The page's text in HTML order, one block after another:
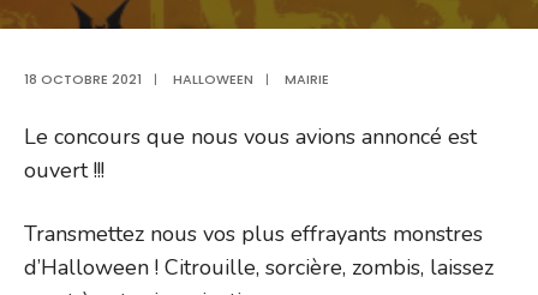
18 OCTOBRE 2021 | HALLOWEEN | MAIRIE
Le concours que nous vous avions annoncé est
ouvert !!!
Transmettez nous vos plus effrayants monstres
d’Halloween ! Citrouille, sorcière, zombis, laissez